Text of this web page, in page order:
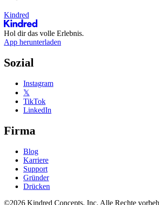
Kindred
Hol dir das volle Erlebnis.
App herunterladen
Sozial
Instagram
𝕏
TikTok
LinkedIn
Firma
Blog
Karriere
Support
Gründer
Drücken
©2026 Kindred Concepts, Inc. Alle Rechte